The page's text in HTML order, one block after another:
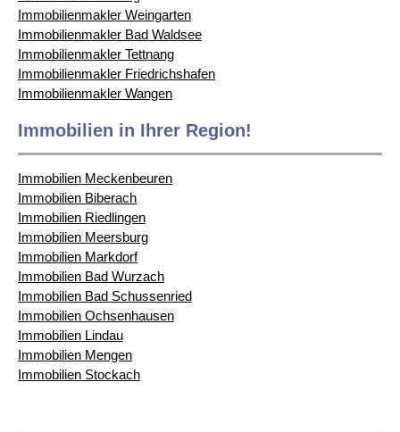
Immobilienmakler Weingarten
Immobilienmakler Bad Waldsee
Immobilienmakler Tettnang
Immobilienmakler Friedrichshafen
Immobilienmakler Wangen
Immobilien in Ihrer Region!
Immobilien Meckenbeuren
Immobilien Biberach
Immobilien Riedlingen
Immobilien Meersburg
Immobilien Markdorf
Immobilien Bad Wurzach
Immobilien Bad Schussenried
Immobilien Ochsenhausen
Immobilien Lindau
Immobilien Mengen
Immobilien Stockach